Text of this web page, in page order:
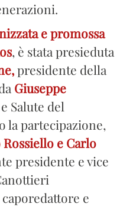
e promossa
, è stata presieduta
presidente della
Giuseppe
Salute del
la partecipazione,
Rossiello e Carlo
presidente e vice
caporedattore e